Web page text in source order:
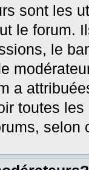
sont les
le forum.
le
a
toutes